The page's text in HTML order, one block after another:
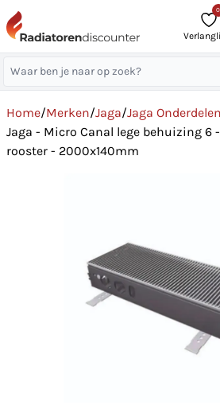
0
Home/Merken/Jaga/Jaga Onderdelen
Jaga - Micro Canal lege behuizing 6
rooster - 2000x140mm